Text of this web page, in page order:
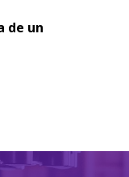
de un